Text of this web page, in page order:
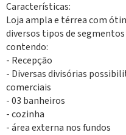
Características:
Loja ampla e térrea com
diversos tipos de
contendo:
- Recepção
- Diversas divisórias
comerciais
- 03 banheiros
- cozinha
- área externa nos fundos